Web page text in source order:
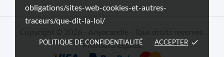
obligations/sites-web-cookies-et-autres-
traceurs/que-dit-la-loi/
POLITIQUE DE CONFIDENTIALITÉ ACCEPTER done
Mentions légales.